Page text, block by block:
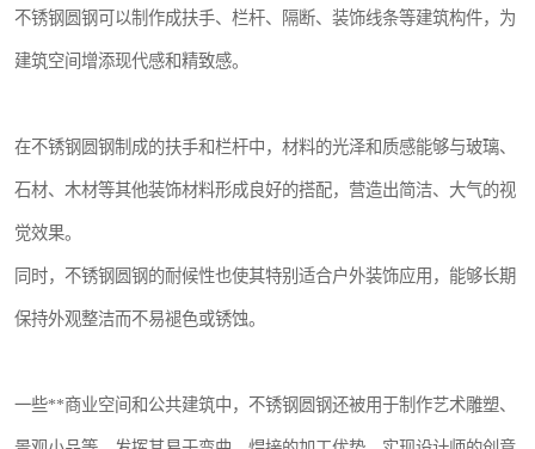
不锈钢圆钢可以制作成扶手、栏杆、隔断、装饰线条等建筑构件，为
建筑空间增添现代感和精致感。
在不锈钢圆钢制成的扶手和栏杆中，材料的光泽和质感能够与玻璃、
石材、木材等其他装饰材料形成良好的搭配，营造出简洁、大气的视
觉效果。
同时，不锈钢圆钢的耐候性也使其特别适合户外装饰应用，能够长期
保持外观整洁而不易褪色或锈蚀。
一些**商业空间和公共建筑中，不锈钢圆钢还被用于制作艺术雕塑、